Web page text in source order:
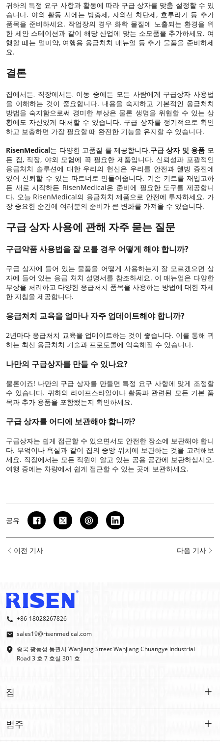
귀하의 특정 요구 사항과 활동에 따라 구급 상자를 맞춤 설정할 수 있
습니다. 야외 활동 시에는 방충제, 자외선 차단제, 호루라기 등 추가
품목을 준비하세요. 작업장의 경우 화학 물질에 노출되는 환경을 위
한 세안 스테이션과 같이 해당 산업에 맞는 소모품을 추가하세요. 여
행할 때는 멀미약, 여행용 응급처치 매뉴얼 등 추가 물품을 준비하세
요.
결론
집에서든, 직장에서든, 이동 중에든 모든 사람에게 구급상자 사용법
을 이해하는 것이 중요합니다. 내용을 숙지하고 기본적인 응급처치
방법을 숙지함으로써 경미한 부상은 물론 생명을 위협할 수 있는 상
황에도 자신있게 대처할 수 있습니다. 구급 상자를 정기적으로 확인
하고 보충하면 가장 필요할 때 완전한 기능을 유지할 수 있습니다.
RisenMedical는 다양한 고품질 를 제공합니다.구급 상자 및 용품 모
든 집, 직장, 야외 모험에 꼭 필요한 제품입니다. 신뢰성과 포괄적인
응급처치 솔루션에 대한 우리의 헌신은 우리를 안전과 웰빙 증진에
있어 신뢰할 수 있는 파트너로 만들어줍니다. 기존 키트를 재입고하
든 새로 시작하든 RisenMedical은 준비에 필요한 도구를 제공합니
다. 오늘 RisenMedical의 응급처치 제품으로 안전에 투자하세요. 가
장 중요한 순간에 여러분의 준비가 큰 변화를 가져올 수 있습니다.
구급 상자 사용에 관해 자주 묻는 질문
구급약품 사용법을 잘 모를 경우 어떻게 해야 합니까?
구급 상자에 들어 있는 물품을 어떻게 사용하는지 잘 모르겠으면 상
자에 들어 있는 응급 처치 설명서를 참조하세요. 이 매뉴얼은 다양한
부상을 처리하고 다양한 응급처치 품목을 사용하는 방법에 대한 자세
한 지침을 제공합니다.
응급처치 교육을 얼마나 자주 업데이트해야 합니까?
2년마다 응급처치 교육을 업데이트하는 것이 좋습니다. 이를 통해 귀
하는 최신 응급처치 기술과 프로토콜에 익숙해질 수 있습니다.
나만의 구급상자를 만들 수 있나요?
물론이죠! 나만의 구급 상자를 만들면 특정 요구 사항에 맞게 조정할
수 있습니다. 귀하의 라이프스타일이나 활동과 관련된 모든 기본 품
목과 추가 용품을 포함했는지 확인하세요.
구급 상자를 어디에 보관해야 합니까?
구급상자는 쉽게 접근할 수 있으면서도 안전한 장소에 보관해야 합니
다. 부엌이나 욕실과 같이 집의 중앙 위치에 보관하는 것을 고려해보
세요. 직장에서는 모든 직원이 알고 있는 공용 공간에 보관하십시오.
여행 중에는 차량에서 쉽게 접근할 수 있는 곳에 보관하세요.
공유
이전 기사 다음 기사
+86-18028267826
sales19@risenmedical.com
중국 광둥성 동관시 Wanjiang Street Wanjiang Chuangye Industrial
Road 3 호 7 호실 301 호
집
집
범주